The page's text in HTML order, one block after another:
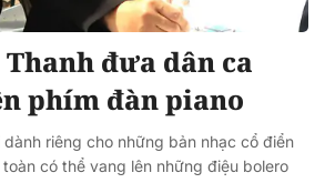
đưa dân ca
phím đàn piano
riêng cho những bản nhạc cổ điển
có thể vang lên những điệu bolero